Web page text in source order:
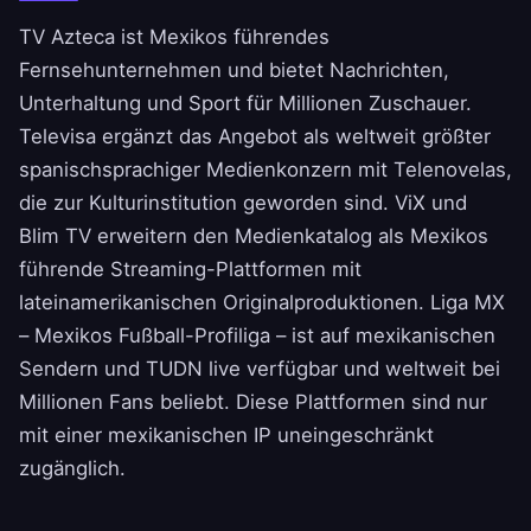
TV Azteca ist Mexikos führendes
Fernsehunternehmen und bietet Nachrichten,
Unterhaltung und Sport für Millionen Zuschauer.
Televisa ergänzt das Angebot als weltweit größter
spanischsprachiger Medienkonzern mit Telenovelas,
die zur Kulturinstitution geworden sind. ViX und
Blim TV erweitern den Medienkatalog als Mexikos
führende Streaming-Plattformen mit
lateinamerikanischen Originalproduktionen. Liga MX
– Mexikos Fußball-Profiliga – ist auf mexikanischen
Sendern und TUDN live verfügbar und weltweit bei
Millionen Fans beliebt. Diese Plattformen sind nur
mit einer mexikanischen IP uneingeschränkt
zugänglich.